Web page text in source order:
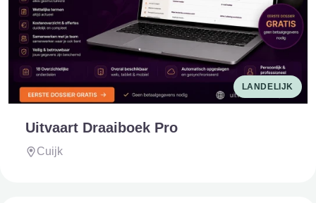
LANDELIJK
Uitvaart Draaiboek Pro
Cuijk